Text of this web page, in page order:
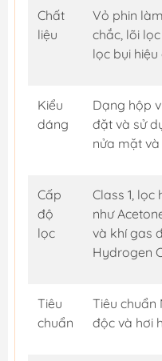
Chất
liệu
Vỏ phin
chắc, lõi
lọc bụi hiệu
Kiểu
dáng
Dạng hộp
đặt và sử
nửa mặt
Cấp
độ
lọc
Class 1,
như
và khí gas
Hydrogen
Tiêu
chuẩn
Tiêu chuẩn
độc và hơi